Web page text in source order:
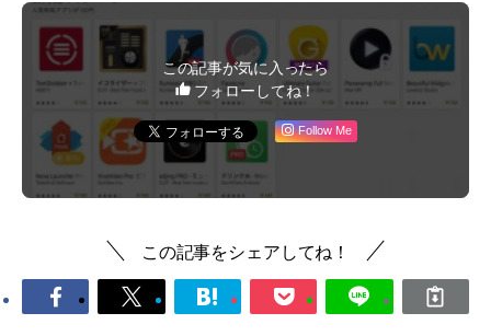
この記事が気に入ったら
フォローしてね！
Follow Me
この記事をシェアしてね！